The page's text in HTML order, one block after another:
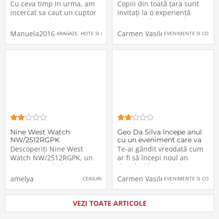
Cu ceva timp in urma, am
incercat sa caut un cuptor
cu microunde, pentru ca
cel dinaite s-a ars si nu mai
aveam cum sa-l repar, fiind
si foarte vechi.Am foarte
Manuela2016 ARAGAZE, HOTE SI CUPTOARE
Copiii din toată țara sunt
invitați la o experiență
interactivă cu muzică,
umor, dans și surprize – un
concept revoluționar de
divertisment educativ.Un
Carmen VasilescuEVENIMENTE SI
Nine West Watch
NW/2512RGPK
Descoperiți Nine West
Watch NW/2512RGPK, un
ceas de damă elegant și
sofisticat, creat pentru a
adăuga un plus de
rafinament oricărei
CaracteristiciMaterialul
amelya CEASURI
Geo Da Silva începe anul
cu un eveniment care va
zgudui Clujul: “The
Craziest Pyjama Retro
Remix
Te-ai gândit vreodată cum
ar fi să începi noul an
dansând în pijamale,
alături de 2000 de oameni
și sub magia muzicii retro?
Ei bine, Geo Da Silva, unul
dintre cei mai energici și
inovatori DJ ai momentului,
Carmen VasilescuEVENIMENTE SI
VEZI TOATE ARTICOLE